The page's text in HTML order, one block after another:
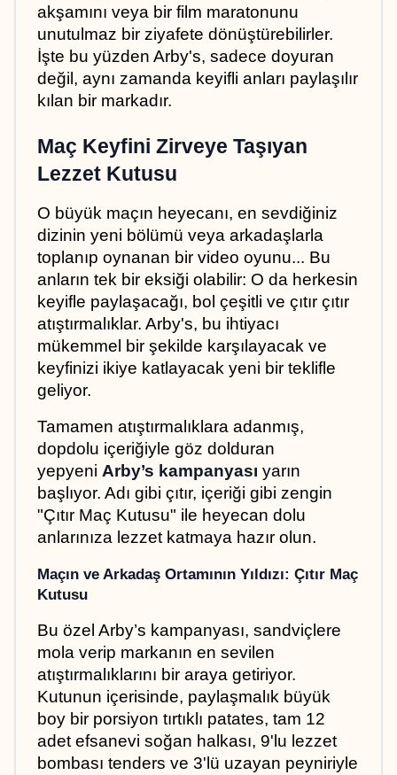
akşamını veya bir film maratonunu
unutulmaz bir ziyafete dönüştürebilirler.
İşte bu yüzden Arby's, sadece doyuran
değil, aynı zamanda keyifli anları paylaşılır
kılan bir markadır.
Maç Keyfini Zirveye Taşıyan
Lezzet Kutusu
O büyük maçın heyecanı, en sevdiğiniz
dizinin yeni bölümü veya arkadaşlarla
toplanıp oynanan bir video oyunu... Bu
anların tek bir eksiği olabilir: O da herkesin
keyifle paylaşacağı, bol çeşitli ve çıtır çıtır
atıştırmalıklar. Arby's, bu ihtiyacı
mükemmel bir şekilde karşılayacak ve
keyfinizi ikiye katlayacak yeni bir teklifle
geliyor.
Tamamen atıştırmalıklara adanmış,
dopdolu içeriğiyle göz dolduran
yepyeni Arby’s kampanyası yarın
başlıyor. Adı gibi çıtır, içeriği gibi zengin
"Çıtır Maç Kutusu" ile heyecan dolu
anlarınıza lezzet katmaya hazır olun.
Maçın ve Arkadaş Ortamının Yıldızı: Çıtır Maç
Kutusu
Bu özel Arby’s kampanyası, sandviçlere
mola verip markanın en sevilen
atıştırmalıklarını bir araya getiriyor.
Kutunun içerisinde, paylaşmalık büyük
boy bir porsiyon tırtıklı patates, tam 12
adet efsanevi soğan halkası, 9'lu lezzet
bombası tenders ve 3'lü uzayan peyniriyle